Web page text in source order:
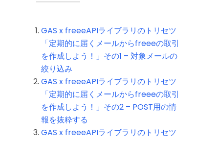
GAS x freeeAPIライブラリのトリセツ
「定期的に届くメールからfreeeの取引
を作成しよう！」その1 – 対象メールの
絞り込み
GAS x freeeAPIライブラリのトリセツ
「定期的に届くメールからfreeeの取引
を作成しよう！」その2 – POST用の情
報を抜粋する
GAS x freeeAPIライブラリのトリセツ